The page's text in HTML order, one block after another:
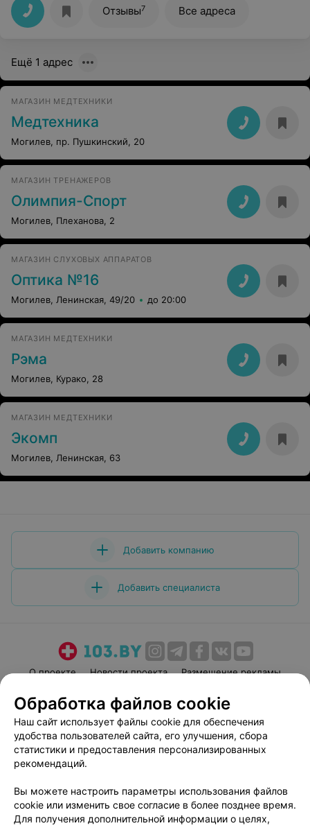
Отзывы7 Все адреса
Ещё 1 адрес
МАГАЗИН МЕДТЕХНИКИ
Медтехника
Могилев, пр. Пушкинский, 20
МАГАЗИН ТРЕНАЖЕРОВ
Олимпия-Спорт
Могилев, Плеханова, 2
МАГАЗИН СЛУХОВЫХ АППАРАТОВ
Оптика №16
Могилев, Ленинская, 49/20 до 20:00
МАГАЗИН МЕДТЕХНИКИ
Рэма
Могилев, Курако, 28
МАГАЗИН МЕДТЕХНИКИ
Экомп
Могилев, Ленинская, 63
Добавить компанию
Добавить специалиста
О проекте Новости проекта
Размещение рекламы
Пользовательское соглашение
Способы оплаты
Вакансии
Партнеры
Написать руководителю 103.by
Персональные настройки cookie
Обработка персональных данных
Обработка файлов cookie
Наш сайт использует файлы cookie для обеспечения
удобства пользователей сайта, его улучшения, сбора
статистики и предоставления персонализированных
рекомендаций.
Вы можете настроить параметры использования файлов
cookie или изменить свое согласие в более позднее время.
Для получения дополнительной информации о целях,